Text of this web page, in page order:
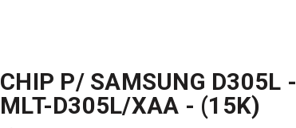
CHIP P/ SAMSUNG D305L -
MLT-D305L/XAA - (15K)